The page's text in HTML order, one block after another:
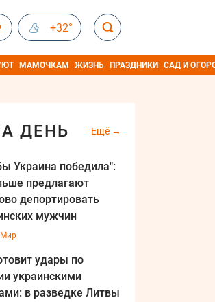
+32°
МАМОЧКАМ ЖИЗНЬ ПРАЗДНИКИ САД И
ДЕНЬ Ещё
Украина победила":
предлагают
депортировать
мужчин
Мир
удары по
украинскими
в разведке Литвы